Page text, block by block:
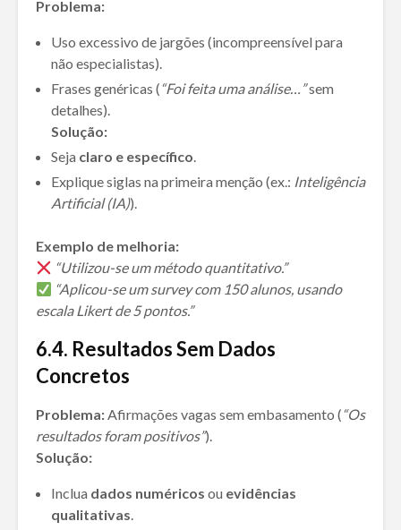
Problema:
Uso excessivo de jargões (incompreensível para
não especialistas).
Frases genéricas ( “Foi feita uma análise…”sem
detalhes).
Solução:
Seja claro e específico.
Explique siglas na primeira menção (ex.: Inteligência
Artificial (IA)).
Exemplo de melhoria:
“Utilizou-se um método quantitativo.”
“Aplicou-se um survey com 150 alunos, usando
escala Likert de 5 pontos.”
6.4. Resultados Sem Dados
Concretos
Problema:Afirmações vagas sem embasamento ( “Os
resultados foram positivos”).
Solução:
Inclua dados numéricos ou evidências
qualitativas.